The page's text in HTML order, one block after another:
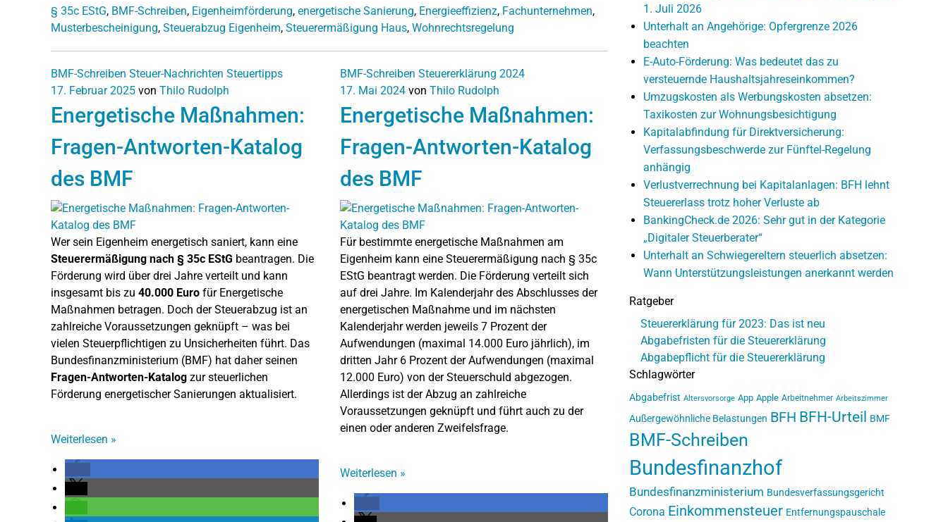
§ 35c EStG, BMF-Schreiben, Eigenheimförderung, energetische Sanierung, Energieeffizienz, Fachunternehmen,
Musterbescheinigung, Steuerabzug Eigenheim, Steuerermäßigung Haus, Wohnrechtsregelung
BMF-Schreiben Steuer-Nachrichten Steuertipps
17. Februar 2025 von Thilo Rudolph
Energetische Maßnahmen:
Fragen-Antworten-Katalog
des BMF
Wer sein Eigenheim energetisch saniert, kann eine
Steuerermäßigung nach § 35c EStG beantragen. Die
Förderung wird über drei Jahre verteilt und kann
insgesamt bis zu 40.000 Euro für Energetische
Maßnahmen betragen. Doch der Steuerabzug ist an
zahlreiche Voraussetzungen geknüpft – was bei
vielen Steuerpflichtigen zu Unsicherheiten führt. Das
Bundesfinanzministerium (BMF) hat daher seinen
Fragen-Antworten-Katalog zur steuerlichen
Förderung energetischer Sanierungen aktualisiert.
Weiterlesen »
BMF-Schreiben Steuererklärung 2024
17. Mai 2024 von Thilo Rudolph
Energetische Maßnahmen:
Fragen-Antworten-Katalog
des BMF
Für bestimmte energetische Maßnahmen am
Eigenheim kann eine Steuerermäßigung nach § 35c
EStG beantragt werden. Die Förderung verteilt sich
auf drei Jahre. Im Kalenderjahr des Abschlusses der
energetischen Maßnahme und im nächsten
Kalenderjahr werden jeweils 7 Prozent der
Aufwendungen (maximal 14.000 Euro jährlich), im
dritten Jahr 6 Prozent der Aufwendungen (maximal
12.000 Euro) von der Steuerschuld abgezogen.
Allerdings ist der Abzug an zahlreiche
Voraussetzungen geknüpft und führt auch zu der
einen oder anderen Zweifelsfrage.
Weiterlesen »
1. Juli 2026
Unterhalt an Angehörige: Opfergrenze 2026
beachten
E-Auto-Förderung: Was bedeutet das zu
versteuernde Haushaltsjahreseinkommen?
Umzugskosten als Werbungskosten absetzen:
Taxikosten zur Wohnungsbesichtigung
Kapitalabfindung für Direktversicherung:
Verfassungsbeschwerde zur Fünftel-Regelung
anhängig
Verlustverrechnung bei Kapitalanlagen: BFH lehnt
Steuererlass trotz hoher Verluste ab
BankingCheck.de 2026: Sehr gut in der Kategorie
„Digitaler Steuerberater“
Unterhalt an Schwiegereltern steuerlich absetzen:
Wann Unterstützungsleistungen anerkannt werden
Ratgeber
Steuererklärung für 2023: Das ist neu
Abgabefristen für die Steuererklärung
Abgabepflicht für die Steuererklärung
Schlagwörter
Abgabefrist Altersvorsorge App Apple Arbeitnehmer Arbeitszimmer
Außergewöhnliche Belastungen BFH BFH-Urteil BMF
BMF-Schreiben
Bundesfinanzhof
Bundesfinanzministerium Bundesverfassungsgericht
Corona Einkommensteuer Entfernungspauschale